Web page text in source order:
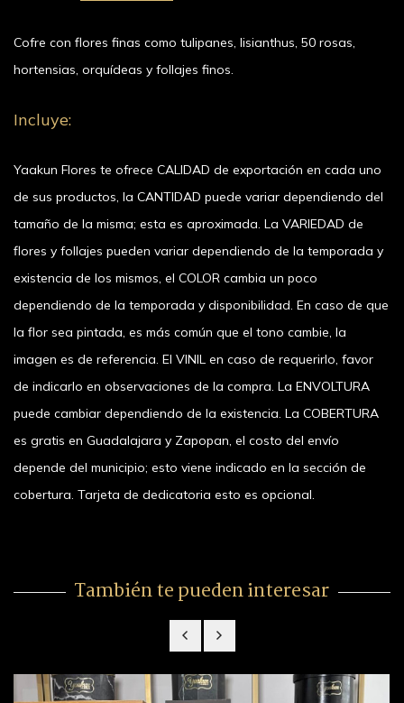
Cofre con flores finas como tulipanes, lisianthus, 50 rosas,
hortensias, orquídeas y follajes finos.
Incluye:
Yaakun Flores te ofrece CALIDAD de exportación en cada uno
de sus productos, la CANTIDAD puede variar dependiendo del
tamaño de la misma; esta es aproximada. La VARIEDAD de
flores y follajes pueden variar dependiendo de la temporada y
existencia de los mismos, el COLOR cambia un poco
dependiendo de la temporada y disponibilidad. En caso de que
la flor sea pintada, es más común que el tono cambie, la
imagen es de referencia. El VINIL en caso de requerirlo, favor
de indicarlo en observaciones de la compra. La ENVOLTURA
puede cambiar dependiendo de la existencia. La COBERTURA
es gratis en Guadalajara y Zapopan, el costo del envío
depende del municipio; esto viene indicado en la sección de
cobertura. Tarjeta de dedicatoria esto es opcional.
También te pueden interesar